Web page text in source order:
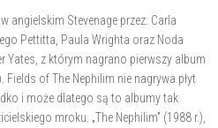
angielskim Stevenage przez: Carla
Pettitta, Paula Wrighta oraz Noda
Yates, z którym nagrano pierwszy album
Fields of The Nephilim nie nagrywa płyt
i może dlatego są to albumy tak
mroku. „The Nephilim” (1988 r.),